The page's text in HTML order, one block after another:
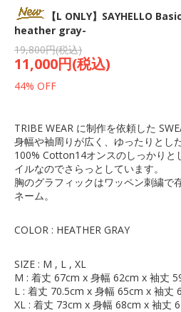
【L ONLY】SAYHELLO
heather gray-
19,800円(税込)
11,000円(税込)
44% OFF
TRIBE WEAR に制作を依頼した
身幅や袖周りが広く、ゆったりとし
100% Cotton14オンスのしっかりと
イルなのでさらっとしています。
胸のグラフィックはワッペン刺繍で
ネーム。
COLOR : HEATHER GRAY
SIZE : M , L , XL
M : 着丈 67cm x 身幅 62cm x 袖丈
L : 着丈 70.5cm x 身幅 65cm x 袖丈
XL : 着丈 73cm x 身幅 68cm x 袖丈